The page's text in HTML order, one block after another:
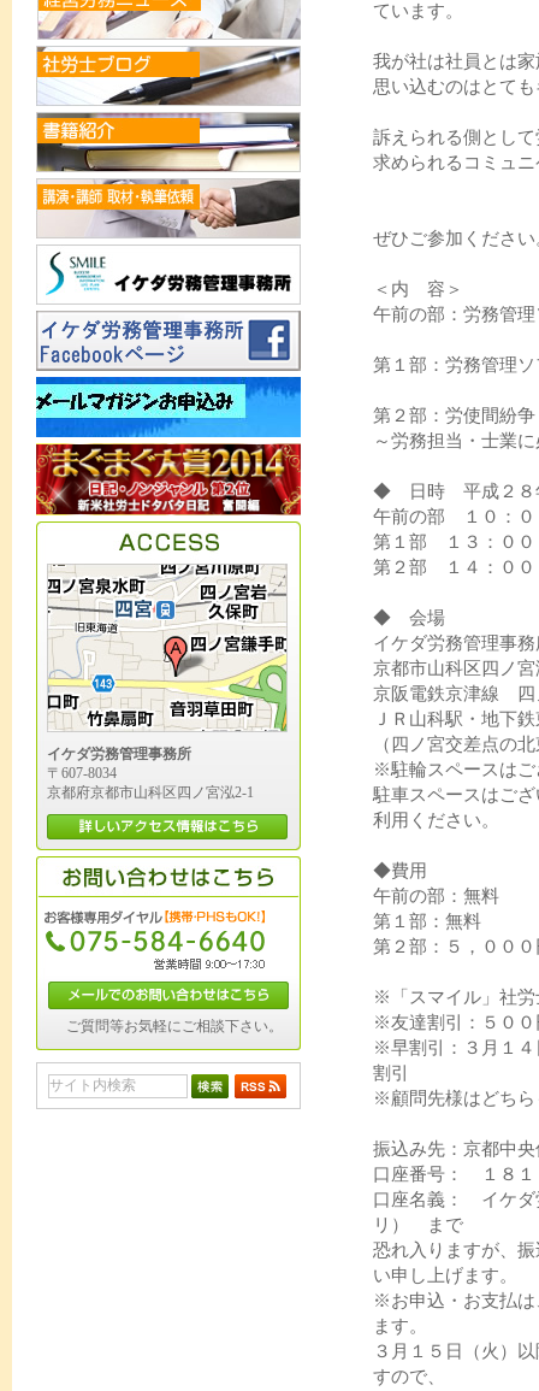
ています。
我が社は社員とは
思い込むのはとて
訴えられる側とし
求められるコミュ
ぜひご参加ください
＜内 容＞
午前の部：労務管
第１部：労務管理
第２部：労使間紛
～労務担当・士業
◆ 日時 平成２８
午前の部 １０：０
第１部 １３：００
第２部 １４：００
◆ 会場
イケダ労務管理事務
京都市山科区四ノ
京阪電鉄京津線
ＪＲ山科駅・地下
（四ノ宮交差点の
※駐輪スペースはご
駐車スペースはご
利用ください。
◆費用
午前の部：無料
第１部：無料
第２部：５，０００
※「スマイル」社労
※友達割引：５００
※早割引：３月１４
割引
※顧問先様はどちら
振込み先：京都中
口座番号： １
口座名義： イケダ
リ） まで
恐れ入りますが、
い申し上げます。
※お申込・お支払は
ます。
３月１５日（火）
すので、
イケダ労務管理事務所
〒607-8034
京都府京都市山科区四ノ宮泓2-1
ご質問等お気軽にご相談下さい。